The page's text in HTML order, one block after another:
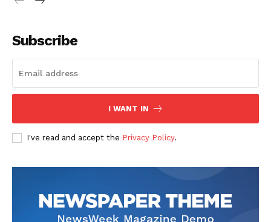
Subscribe
I WANT IN
I've read and accept the Privacy Policy.